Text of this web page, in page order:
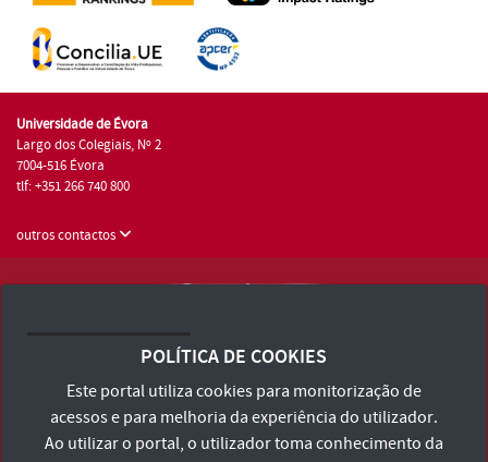
Universidade de Évora
Largo dos Colegiais, Nº 2
7004-516 Évora
tlf: +351 266 740 800
outros contactos
Consulte os Termos e Condições e Política de Privacidade
Declaração de Acessibilidade
POLÍTICA DE COOKIES
Este portal utiliza cookies para monitorização de
acessos e para melhoria da experiência do utilizador.
Ao utilizar o portal, o utilizador toma conhecimento da